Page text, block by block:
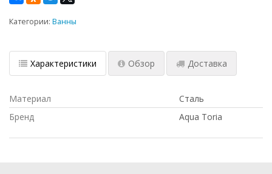
Категории: Ванны
Характеристики Обзор Доставка
Материал
Сталь
Бренд
Aqua Toria